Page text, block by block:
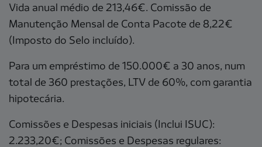
Vida anual médio de 213,46€. Comissão de
Manutenção Mensal de Conta Pacote de 8,22€
(Imposto do Selo incluído).
Para um empréstimo de 150.000€ a 30 anos, num
total de 360 prestações, LTV de 60%, com garantia
hipotecária.
Comissões e Despesas iniciais (Inclui ISUC):
2.233,20€; Comissões e Despesas regulares: